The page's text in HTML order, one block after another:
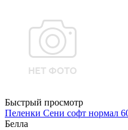
Быстрый просмотр
Пеленки Сени софт нормал
Белла